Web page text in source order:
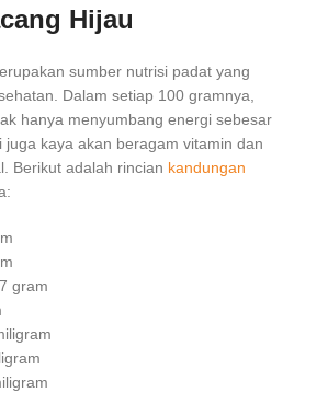
Hijau
sumber nutrisi padat yang
Dalam setiap 100 gramnya,
hanya menyumbang energi sebesar
juga kaya akan beragam vitamin dan
Berikut adalah rincian kandungan
gram